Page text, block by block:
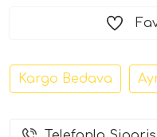
Kargo Bedava